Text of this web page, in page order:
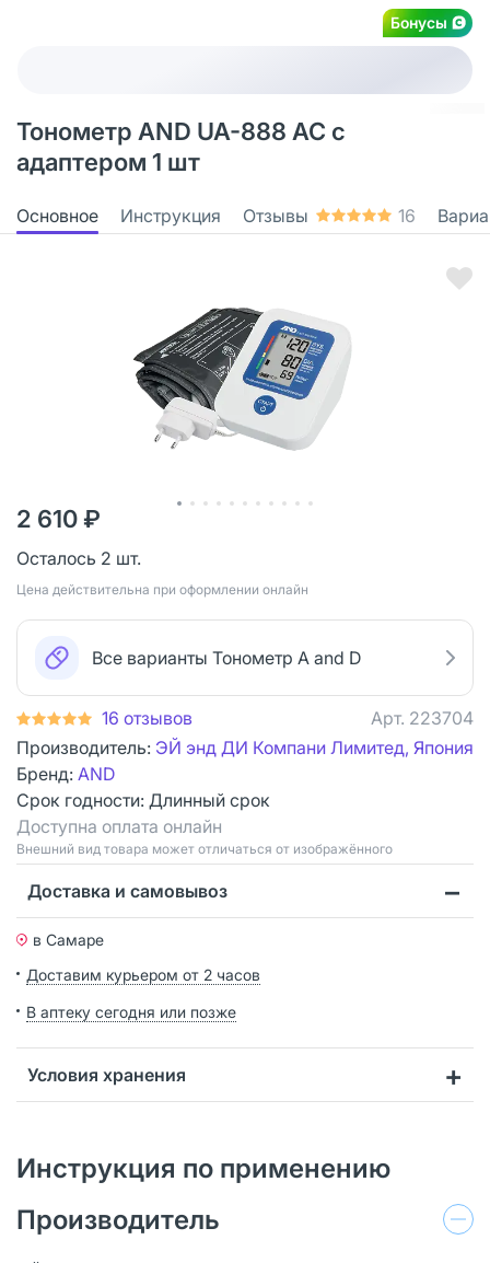
Бонусы
Тонометр AND UA-888 АС с
адаптером 1 шт
Основное Инструкция Отзывы 16
2 610 ₽
Осталось 2 шт.
Цена действительна при оформлении онлайн
Все варианты Тонометр A and D
16 отзывов Арт. 223704
Производитель: ЭЙ энд ДИ Компани Лимитед, Япония
Бренд: AND
Срок годности: Длинный срок
Доступна оплата онлайн
Bнешний вид товара может отличаться от изображённого
Доставка и самовывоз
в Самаре
Доставим курьером от 2 часов
В аптеку сегодня или позже
Условия хранения
Инструкция по применению
Производитель